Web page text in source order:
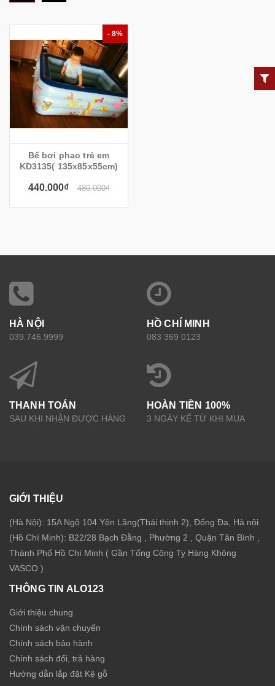
- 8%
Bể bơi phao trẻ em
KD3135( 135x85x55cm)
440.000₫ 480.000₫
HÀ NỘI
039.746.9999
HỒ CHÍ MINH
083 369 0123
THANH TOÁN
SAU KHI NHẬN ĐƯỢC HÀNG
HOÀN TIỀN 100%
3 NGÀY KỂ TỪ KHI MUA
GIỚI THIỆU
(Hà Nội): 15A Ngõ 104 Yên Lãng(Thái thịnh 2), Đống Đa, Hà nội
(Hồ Chí Minh): B22/28 Bạch Đằng , Phường 2 , Quận Tân Bình ,
Thành Phố Hồ Chí Minh ( Gần Tổng Công Ty Hàng Không
VASCO )
THÔNG TIN ALO123
Giới thiệu chung
Chính sách vận chuyển
Chính sách bảo hành
Chính sách đổi, trả hàng
Hướng dẫn lắp đặt Kệ gỗ